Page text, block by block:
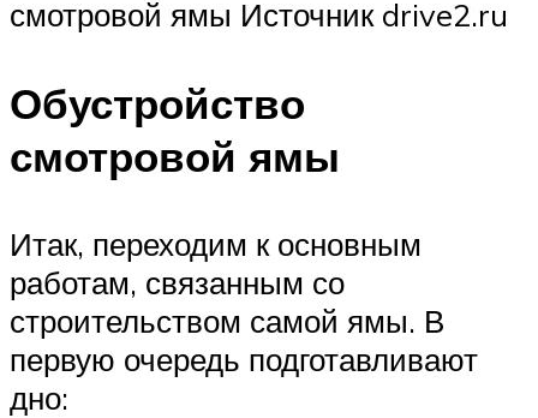
смотровой ямы Источник drive2.ru
Обустройство
смотровой ямы
Итак, переходим к основным
работам, связанным со
строительством самой ямы. В
первую очередь подготавливают
дно: